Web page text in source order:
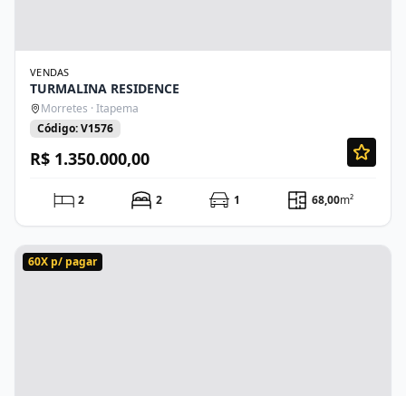
VENDAS
TURMALINA RESIDENCE
Morretes · Itapema
Código: V1576
R$ 1.350.000,00
2 2 1 68,00m²
60X p/ pagar